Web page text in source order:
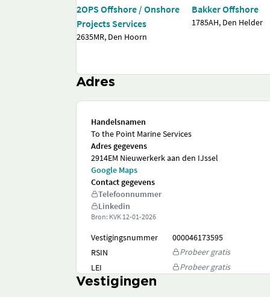
2OPS Offshore / Onshore
Projects Services
2635MR, Den Hoorn
Bakker Offshore
1785AH, Den Helder
Adres
Handelsnamen
To the Point Marine Services
Adres gegevens
2914EM Nieuwerkerk aan den IJssel
Google Maps
Contact gegevens
Telefoonnummer
Linkedin
Bron: KVK 12-01-2026
Vestigingsnummer
000046173595
RSIN
Probeer gratis
LEI
Probeer gratis
Vestigingen